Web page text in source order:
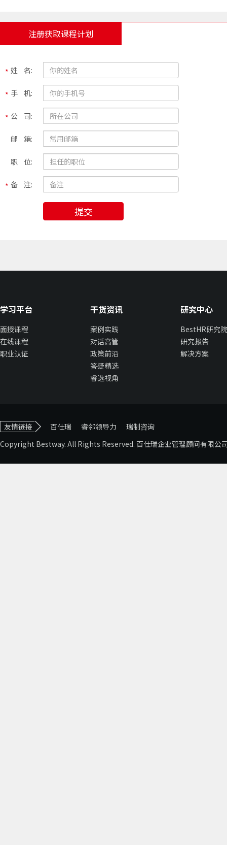
注册获取课程计划
姓 名:
手 机:
公 司:
邮 箱:
职 位:
备 注:
提交
学习平台
面授课程
在线课程
职业认证
干货资讯
案例实践
对话高管
政策前沿
答疑精选
睿选视角
研究中心
BestHR研究院
研究报告
解决方案
友情链接 百仕瑞 睿邻领导力
瑞制咨询
Copyright Bestway. All Rights Reserved. 百仕瑞企业管理顾问有限公